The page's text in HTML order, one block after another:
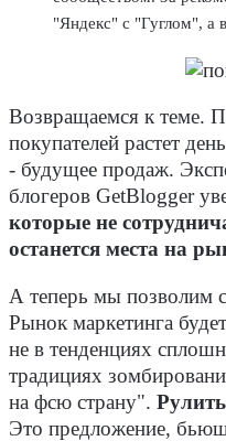
"Яндекс" с "Гуглом", а в
Возвращаемся к теме.
покупателей растет
- будущее продаж.
блогеров GetBlogger
которые не
останется места на
А теперь мы позволим
Рынок маркетинга
не в тенденциях
традициях
на фсю страну". Рулить
Это предложение,